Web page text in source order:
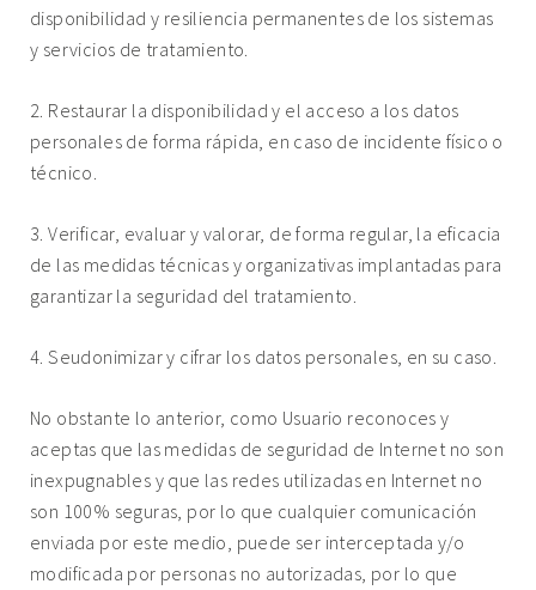
disponibilidad y resiliencia permanentes de los sistemas
y servicios de tratamiento.
2. Restaurar la disponibilidad y el acceso a los datos
personales de forma rápida, en caso de incidente físico o
técnico.
3. Verificar, evaluar y valorar, de forma regular, la eficacia
de las medidas técnicas y organizativas implantadas para
garantizar la seguridad del tratamiento.
4. Seudonimizar y cifrar los datos personales, en su caso.
No obstante lo anterior, como Usuario reconoces y
aceptas que las medidas de seguridad de Internet no son
inexpugnables y que las redes utilizadas en Internet no
son 100% seguras, por lo que cualquier comunicación
enviada por este medio, puede ser interceptada y/o
modificada por personas no autorizadas, por lo que